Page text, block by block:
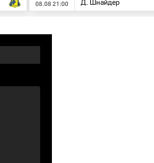
08.08 21:00
Д. Шнайдер